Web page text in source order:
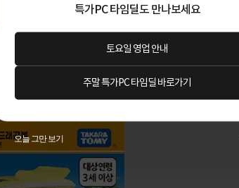
특가PC 타임딜도 만나보세요
토요일 영업 안내
주말 특가PC 타임딜 바로가기
오늘 그만 보기